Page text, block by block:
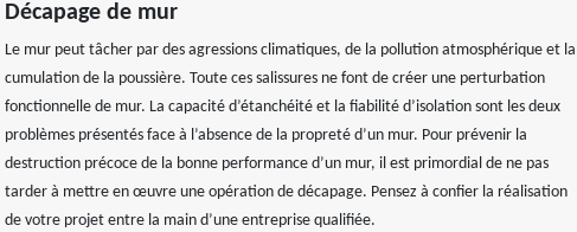
Décapage de mur
Le mur peut tâcher par des agressions climatiques, de la pollution atmosphérique et la
cumulation de la poussière. Toute ces salissures ne font de créer une perturbation
fonctionnelle de mur. La capacité d’étanchéité et la fiabilité d’isolation sont les deux
problèmes présentés face à l’absence de la propreté d’un mur. Pour prévenir la
destruction précoce de la bonne performance d’un mur, il est primordial de ne pas
tarder à mettre en œuvre une opération de décapage. Pensez à confier la réalisation
de votre projet entre la main d’une entreprise qualifiée.